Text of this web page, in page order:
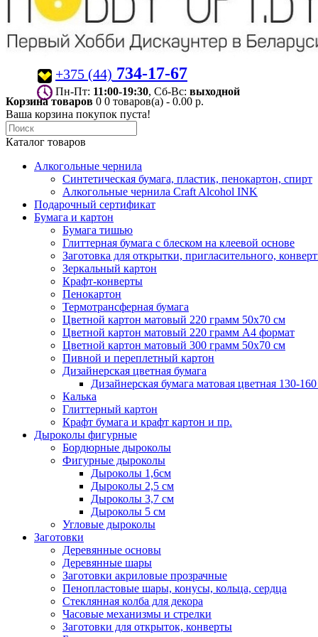
+375 (44) 734-17-67
Пн-Пт: 11:00-19:30 , Сб-Вс: выходной
Корзина товаров 0 0 товаров(а) - 0.00 р.
Ваша корзина покупок пуста!
Каталог товаров
Алкогольные чернила
Синтетическая бумага, пластик, пенокартон, спирт
Алкогольные чернила Craft Alcohol INK
Подарочный сертификат
Бумага и картон
Бумага тишью
Глиттерная бумага с блеском на клеевой основе
Заготовка для открытки, пригласительного,
Зеркальный картон
Крафт-конверты
Пенокартон
Термотрансферная бумага
Цветной картон матовый 220 грамм 50х70 см
Цветной картон матовый 220 грамм A4 формат
Цветной картон матовый 300 грамм 50х70 см
Пивной и переплетный картон
Дизайнерская цветная бумага
Дизайнерская бумага матовая цветная 130-
Калька
Глиттерный картон
Крафт бумага и крафт картон и пр.
Дыроколы фигурные
Бордюрные дыроколы
Фигурные дыроколы
Дыроколы 1,6см
Дыроколы 2,5 см
Дыроколы 3,7 см
Дыроколы 5 см
Угловые дыроколы
Заготовки
Деревянные основы
Деревянные шары
Заготовки акриловые прозрачные
Пенопластовые шары, конусы, кольца, сердца
Стеклянная колба для декора
Часовые механизмы и стрелки
Заготовки для открыток, конверты